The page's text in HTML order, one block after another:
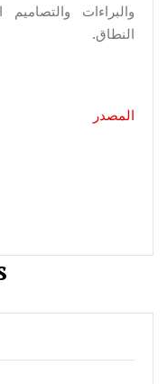
والبراءات
النطاق.
المصدر